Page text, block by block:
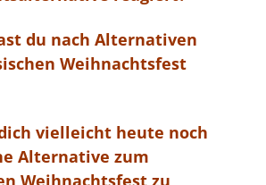
du nach Alternativen
Weihnachtsfest
vielleicht heute noch
Alternative zum
Weihnachtsfest zu